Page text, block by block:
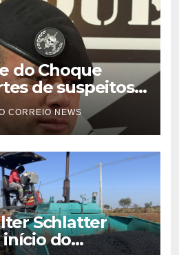
do Choque
de suspeitos
Cassilândia
CORREIO NEWS
Schlatter
do